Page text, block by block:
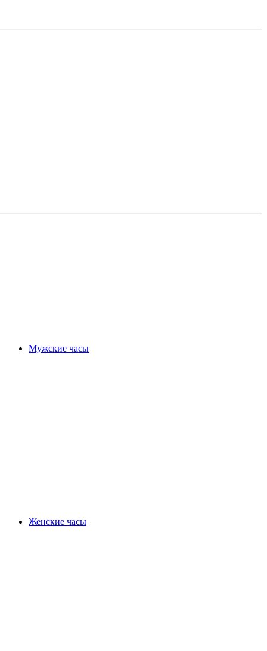
Мужские часы
Женские часы